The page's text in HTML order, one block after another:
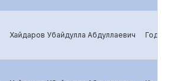
Хайдаров Убайдулла Абдуллаевич